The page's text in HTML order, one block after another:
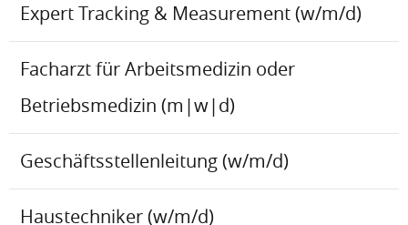
Expert Tracking & Measurement (w/m/d)
Facharzt für Arbeitsmedizin oder
Betriebsmedizin (m|w|d)
Geschäftsstellenleitung (w/m/d)
Haustechniker (w/m/d)